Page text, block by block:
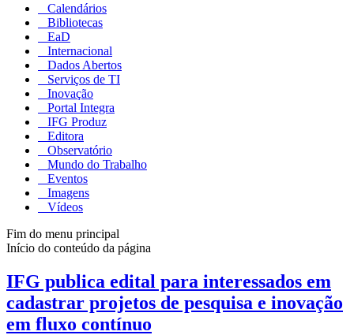
Calendários
Bibliotecas
EaD
Internacional
Dados Abertos
Serviços de TI
Inovação
Portal Integra
IFG Produz
Editora
Observatório
Mundo do Trabalho
Eventos
Imagens
Vídeos
Fim do menu principal
Início do conteúdo da página
IFG publica edital para interessados em
cadastrar projetos de pesquisa e inovação
em fluxo contínuo